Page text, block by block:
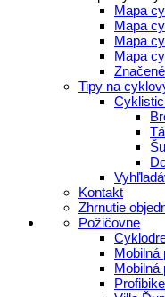
Mapa
Mapa
Mapa
Mapa
Tipy na
Kontakt
Zhrnutie
Požičovne
Mobilná
Mobilná